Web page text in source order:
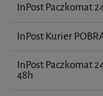
InPost Paczkomat
InPost Kurier
InPost Paczkomat
48h